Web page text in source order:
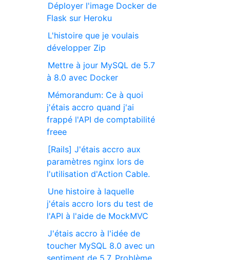
Déployer l'image Docker de
Flask sur Heroku
L'histoire que je voulais
développer Zip
Mettre à jour MySQL de 5.7
à 8.0 avec Docker
Mémorandum: Ce à quoi
j'étais accro quand j'ai
frappé l'API de comptabilité
freee
[Rails] J'étais accro aux
paramètres nginx lors de
l'utilisation d'Action Cable.
Une histoire à laquelle
j'étais accro lors du test de
l'API à l'aide de MockMVC
J'étais accro à l'idée de
toucher MySQL 8.0 avec un
sentiment de 5.7. Problème